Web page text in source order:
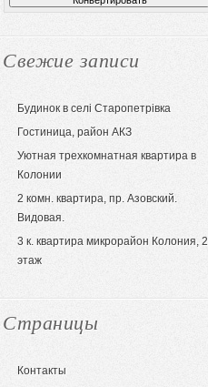
Свежие записи
Будинок в селі Старопетрівка
Гостиница, район АКЗ
Уютная трехкомнатная квартира в
Колонии
2 комн. квартира, пр. Азовский.
Видовая.
3 к. квартира микрорайон Колония, 2
этаж
Страницы
Контакты